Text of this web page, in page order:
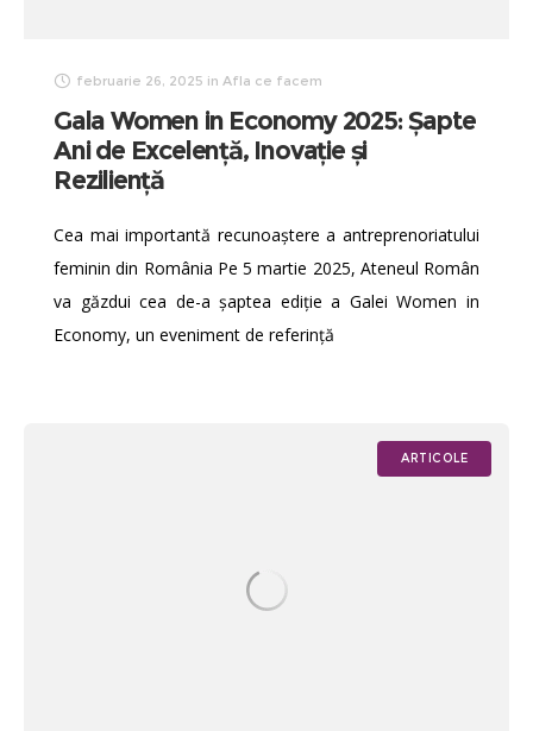
februarie 26, 2025 in Afla ce facem
Gala Women in Economy 2025: Șapte
Ani de Excelență, Inovație și
Reziliență
Cea mai importantă recunoaștere a antreprenoriatului
feminin din România Pe 5 martie 2025, Ateneul Român
va găzdui cea de-a șaptea ediție a Galei Women in
Economy, un eveniment de referință
ARTICOLE